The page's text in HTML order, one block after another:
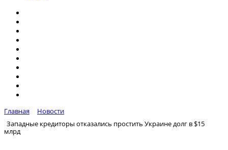
Главная
Новости
Западные кредиторы отказались простить Украине долг в $15
млрд